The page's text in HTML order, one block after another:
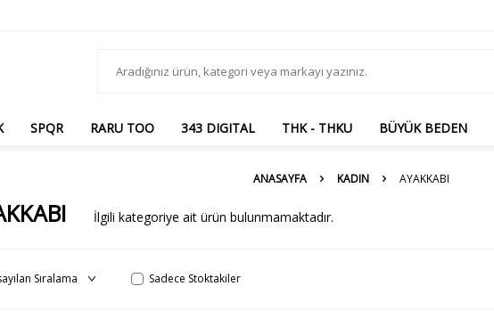
SPQR RARU TOO 343 DIGITAL THK - THKU BÜYÜK BEDEN
ANASAYFA KADIN AYAKKABI
İlgili kategoriye ait ürün bulunmamaktadır.
Sadece Stoktakiler